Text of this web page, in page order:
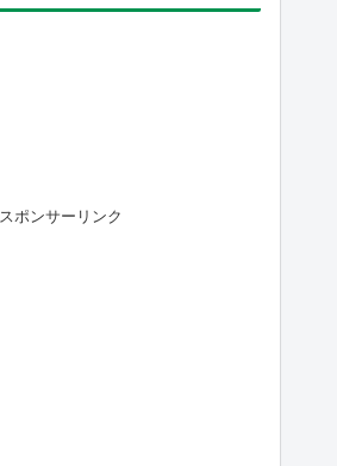
スポンサーリンク